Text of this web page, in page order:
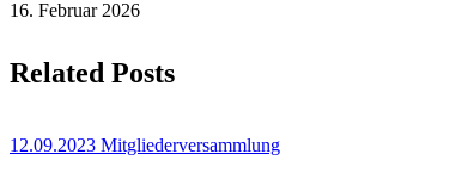
16. Februar 2026
Related Posts
12.09.2023 Mitgliederversammlung